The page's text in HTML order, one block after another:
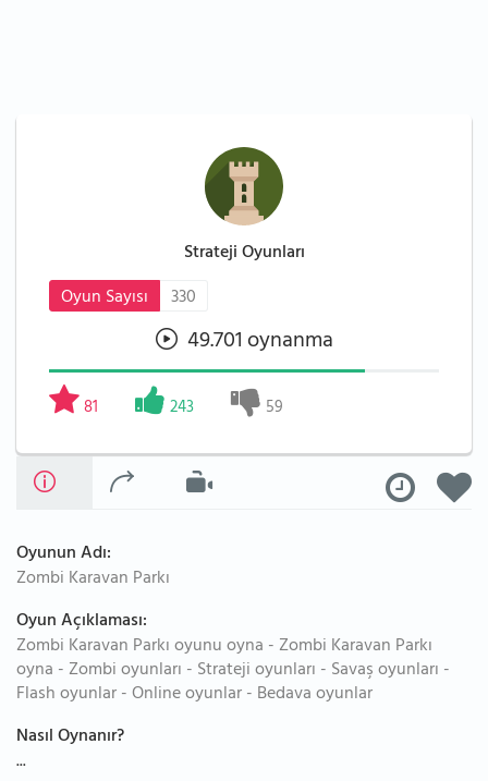
Strateji Oyunları
Oyun Sayısı
330
49.701 oynanma
81 243 59
Oyunun Adı:
Zombi Karavan Parkı
Oyun Açıklaması:
Zombi Karavan Parkı oyunu oyna - Zombi Karavan Parkı
oyna - Zombi oyunları - Strateji oyunları - Savaş oyunları -
Flash oyunlar - Online oyunlar - Bedava oyunlar
Nasıl Oynanır?
...